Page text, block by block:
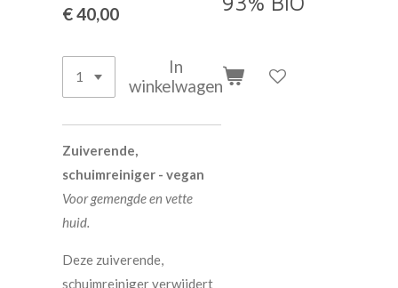
€ 40,00
In
winkelwagen
Zuiverende,
schuimreiniger - vegan
Voor gemengde en vette
huid.
Deze zuiverende,
schuimreiniger verwijdert